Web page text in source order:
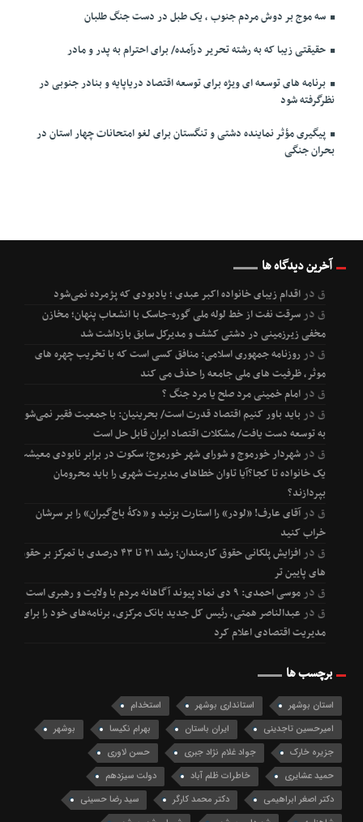
سه موج بر دوش مردم جنوب ، یک طبل در دست جنگ طلبان
حقیقتی زیبا که به رشته تحریر درآمده/ برای احترام به پدر و مادر
برنامه های توسعه ای ویژه برای توسعه اقتصاد دریاپایه و بنادر جنوبی در
نظرگرفته شود
پیگیری مؤثر نماینده دشتی و تنگستان برای لغو امتحانات چهار استان در
بحران جنگی
آخرین دیدگاه ها
قدراقدام زیبای خانواده اکبر عبدی ؛ یادبودی که پژمرده نمی‌شود
قدرسرقت نفت از خط لوله ملی گوره-جاسک با انشعاب پنهان؛ مخازن
مخفی زیرزمینی در دشتی کشف و مدیرکل سابق بازداشت شد
قدرروزنامه جمهوری اسلامی: منافق کسی است که با تخریب چهره های
موثر، ظرفیت های ملی جامعه را حذف می کند
قدرامام خمینی مرد صلح یا مرد جنگ ؟
قدرباید باور کنیم اقتصاد قدرت است/ بحرینیان: با جمعیت فقیر نمی‌شود
به توسعه دست یافت/ مشکلات اقتصاد ایران قابل حل است
قدرشهردار خورموج و شورای شهر خورموج؛ سکوت در برابر نابودی معیشت
یک خانواده تا کجا؟آیا تاوان خطاهای مدیریت شهری را باید محرومان
بپردازند؟
قدرآقای عارف! «لودر» را استارت بزنید و «دکۀ باج‌گیران» را بر سرشان
خراب کنید
قدر
افزایش پلکانی حقوق کارمندان؛ رشد ۲۱ تا ۴۳ درصدی با تمرکز بر حقوق
های پایین تر
قدرموسی احمدی: ۹ دی نماد پیوند آگاهانه مردم با ولایت و رهبری است
قدرعبدالناصر همتی، رئیس کل جدید بانک مرکزی، برنامه‌های خود را برای
مدیریت اقتصادی اعلام کرد
برچسب ها
استان بوشهر استانداری بوشهر
استخدام
امیرحسین تاجدینی
ایران باستان بهرام نکیسا
بوشهر
جزیره خارک
جواد غلام نژاد جبری
حسن لاوری
حمید عشایری
خاطرات ظلم آباد
دولت سیزدهم
دکتر اصغر ابراهیمی
دکتر محمد کارگر
سید رضا حسینی